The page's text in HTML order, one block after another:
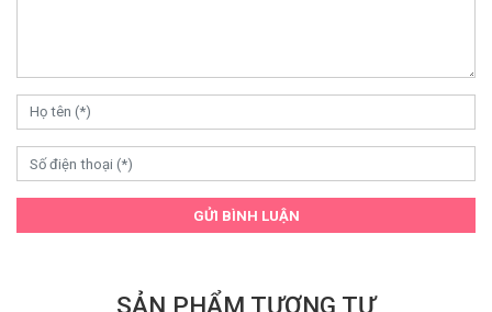
GỬI BÌNH LUẬN
SẢN PHẨM TƯƠNG TỰ